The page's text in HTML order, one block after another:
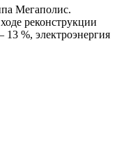
Мегаполис.
реконструкции
%, электроэнергия